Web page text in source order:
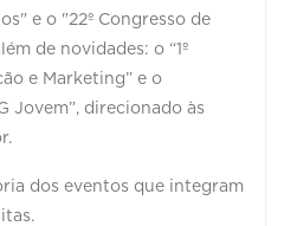
e o "22º Congresso de
de novidades: o “1º
e Marketing” e o
Jovem”, direcionado às
dos eventos que integram